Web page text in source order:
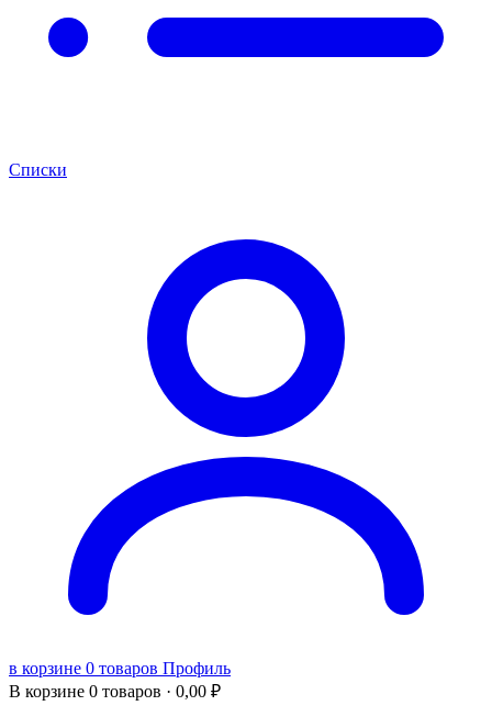
Списки
в корзине 0 товаров Профиль
В корзине 0 товаров · 0,00 ₽